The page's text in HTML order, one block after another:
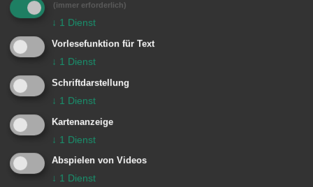
Rathaus Waldhausen
Deutschordenstraße 19
73432 Aalen-Waldhausen
Lage im GIS-Geodatenportal anzeigen
Öffnungszeiten
(immer erforderlich)
↓ 1 Dienst
Vorlesefunktion für Text
↓ 1 Dienst
Schriftdarstellung
↓ 1 Dienst
Kartenanzeige
↓ 1 Dienst
Abspielen von Videos
↓ 1 Dienst